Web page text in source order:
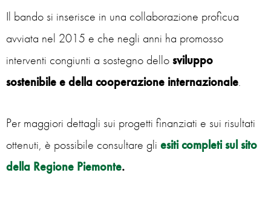
Il bando si inserisce in una collaborazione proficua
avviata nel 2015 e che negli anni ha promosso
interventi congiunti a sostegno dellosviluppo
sostenibile e della cooperazione internazionale.
Per maggiori dettagli sui progetti finanziati e sui risultati
ottenuti, è possibile consultare gli esiti completi sul sito
della Regione Piemonte.